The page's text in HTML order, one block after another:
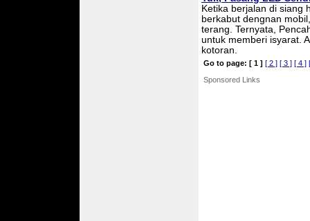
Ketika berjalan di siang
berkabut dengnan
terang. Ternyata,
untuk memberi isyarat.
kotoran.
Go to page: [ 1 ] [ 2 ] [ 3 ] [ 4 ]
Sponsored Links